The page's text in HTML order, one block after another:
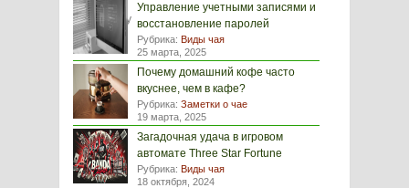
Управление учетными записями и
восстановление паролей
Рубрика: Виды чая
25 марта, 2025
Почему домашний кофе часто
вкуснее, чем в кафе?
Рубрика: Заметки о чае
19 марта, 2025
Загадочная удача в игровом
автомате Three Star Fortune
Рубрика: Виды чая
18 октября, 2024